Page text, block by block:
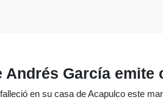
Andrés García
en su casa de Acapulco este